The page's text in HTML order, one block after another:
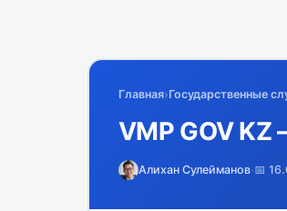
Главная›Государственные
VMP GOV KZ
Алихан Сулейманов·📅